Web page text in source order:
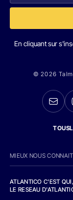
En cliquant sur
© 2026
MIEUX NOUS
ATLANTICO C'EST
LE RESEAU